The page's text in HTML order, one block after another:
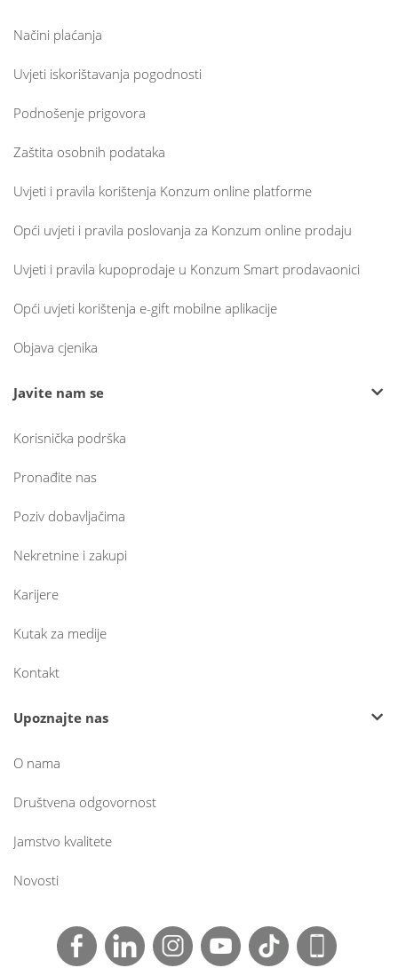
Načini plaćanja
Uvjeti iskorištavanja pogodnosti
Podnošenje prigovora
Zaštita osobnih podataka
Uvjeti i pravila korištenja Konzum online platforme
Opći uvjeti i pravila poslovanja za Konzum online prodaju
Uvjeti i pravila kupoprodaje u Konzum Smart prodavaonici
Opći uvjeti korištenja e-gift mobilne aplikacije
Objava cjenika
Javite nam se
Korisnička podrška
Pronađite nas
Poziv dobavljačima
Nekretnine i zakupi
Karijere
Kutak za medije
Kontakt
Upoznajte nas
O nama
Društvena odgovornost
Jamstvo kvalitete
Novosti